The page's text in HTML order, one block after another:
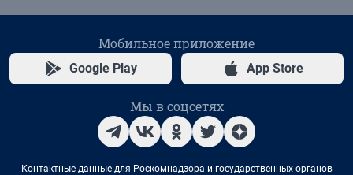
Мобильное приложение
Google Play App Store
Мы в соцсетях
Контактные данные для Роскомнадзора и государственных органов